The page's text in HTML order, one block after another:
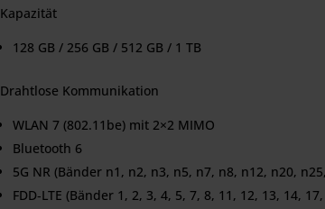
Kapazität
128 GB / 256 GB / 512 GB / 1 TB
Drahtlose Kommunikation
WLAN 7 (802.11be) mit 2×2 MIMO
Bluetooth 6
5G NR (Bänder n1, n2, n3, n5, n7, n8, n12, n20,
FDD‑LTE (Bänder 1, 2, 3, 4, 5, 7, 8, 11, 12, 13, 14,